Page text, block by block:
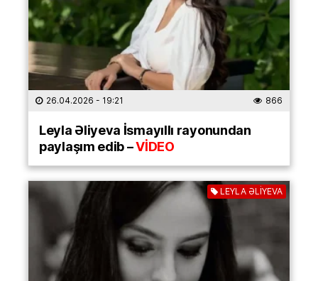
26.04.2026 - 19:21 866
Leyla Əliyeva İsmayıllı rayonundan
paylaşım edib –VİDEO
LEYLA ƏLİYEVA